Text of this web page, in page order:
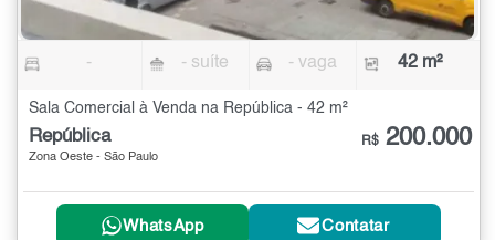
- - suíte - vaga 42 m²
Sala Comercial à Venda na República - 42 m²
República
Zona Oeste - São Paulo
R$ 200.000
WhatsApp Contatar